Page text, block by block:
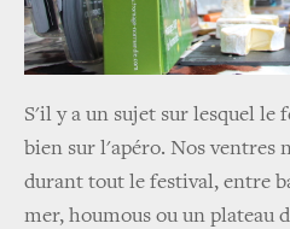
S'il y a un sujet sur lesquel le
bien sur l'apéro. Nos ventres
durant tout le festival, entre
mer, houmous ou un plateau